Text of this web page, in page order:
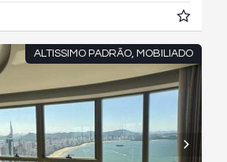
ALTISSIMO PADRÃO, MOBILIADO